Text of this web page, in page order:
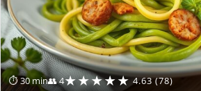
⏱ 30 min👥 4★★★★★ 4.63 (78)